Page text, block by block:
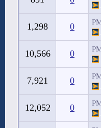
0
1,298
0
10,566
0
7,921
0
12,052